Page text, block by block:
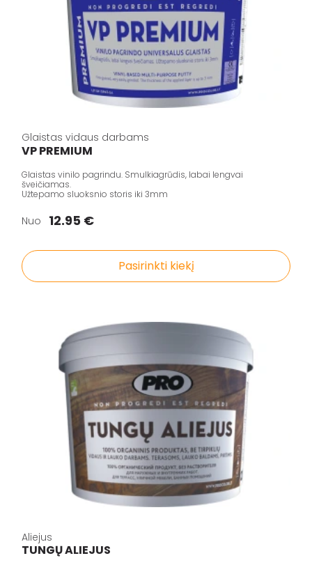
Glaistas vidaus darbams
VP PREMIUM
Glaistas vinilo pagrindu. Smulkiagrūdis, labai lengvai
šveičiamas.
Užtepamo sluoksnio storis iki 3mm
Nuo 12.95 €
Pasirinkti kiekį
Aliejus
TUNGŲ ALIEJUS